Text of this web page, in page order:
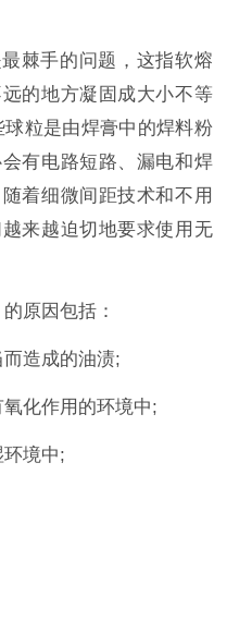
棘手的问题，这指软熔
的地方凝固成大小不等
粒是由焊膏中的焊料粉
有电路短路、漏电和焊
着细微间距技术和不用
来越迫切地要求使用无
原因包括：
造成的油渍;
化作用的环境中;
境中;